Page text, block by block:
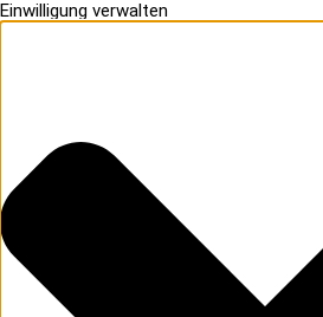
Einwilligung verwalten